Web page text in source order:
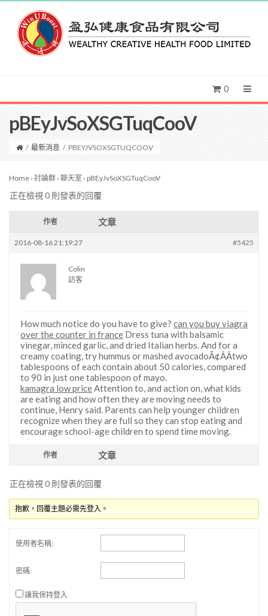
0
pBEyJvSoXSGTuqCooV
/ 最新消息 / PBEYJVSOXSGTUQCOOV
Home › 討論群 › 聊天室 › pBEyJvSoXSGTuqCooV
正在檢視 0 則發表的回覆
作者 文章
2016-08-16 21:19:27 #5425
Colin
訪客
How much notice do you have to give? can you buy viagra
over the counter in france Dress tuna with balsamic
vinegar, minced garlic, and dried Italian herbs. And for a
creamy coating, try hummus or mashed avocadoÃ¢ÂÂtwo
tablespoons of each contain about 50 calories, compared
to 90 in just one tablespoon of mayo.
kamagra low priceAttention to, and action on, what kids
are eating and how often they are moving needs to
continue, Henry said. Parents can help younger children
recognize when they are full so they can stop eating and
encourage school-age children to spend time moving.
作者 文章
正在檢視 0 則發表的回覆
抱歉，回覆主題必需先登入。
使用者名稱:
密碼:
讓我保持登入